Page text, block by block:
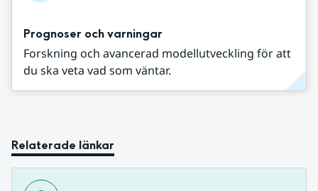
Prognoser och varningar
Forskning och avancerad modellutveckling för att
du ska veta vad som väntar.
Relaterade länkar